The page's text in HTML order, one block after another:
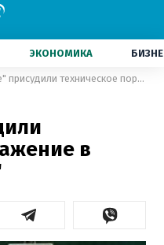
ЭКОНОМИКА
"Говерле" присудили техническое поражение в матче с "Киевом"
в